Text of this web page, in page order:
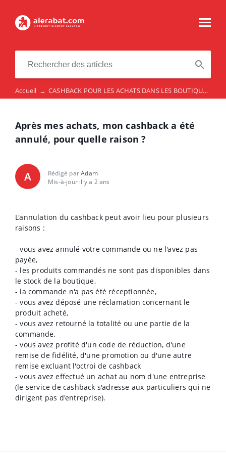
Accueil → CASHBACK POUR LES ACHATS DANS LES BOUTIQUES EN LIGNE
Après mes achats, mon cashback a été
annulé, pour quelle raison ?
A Rédigé parAdam
Mis-à-jour il y a 2 ans
L'annulation du cashback peut avoir lieu pour plusieurs
raisons :
- vous avez annulé votre commande ou ne l'avez pas
payée,
- les produits commandés ne sont pas disponibles dans
le stock de la boutique,
- la commande n'a pas été réceptionnée,
- vous avez déposé une réclamation concernant le
produit acheté,
- vous avez retourné la totalité ou une partie de la
commande,
- vous avez profité d'un code de réduction, d'une
remise de fidélité, d'une promotion ou d'une autre
remise excluant l'octroi de cashback
- vous avez effectué un achat au nom d'une entreprise
(le service de cashback s'adresse aux particuliers qui ne
dirigent pas d'entreprise).